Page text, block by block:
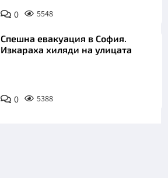
0 5548
Спешна евакуация в София.
Изкараха хиляди на улицата
0 5388